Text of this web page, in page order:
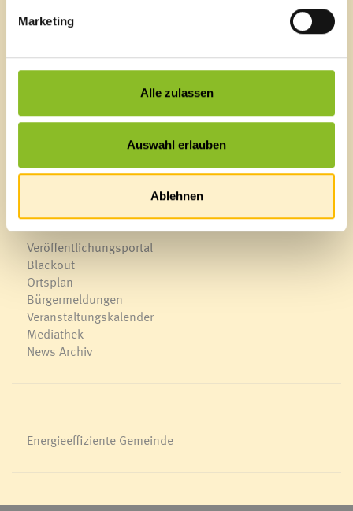
Marketing
Alle zulassen
Auswahl erlauben
Ablehnen
Sägenplatz 1
E-Mail an das Gemeindeamt
Schnellzugriff
Veröffentlichungsportal
Blackout
Ortsplan
Bürgermeldungen
Veranstaltungskalender
Mediathek
News Archiv
Energieeffiziente Gemeinde